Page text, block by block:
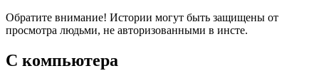
Обратите внимание! Истории могут быть защищены от
просмотра людьми, не авторизованными в инсте.
С компьютера